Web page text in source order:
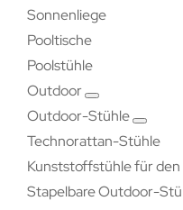
Sonnenliege
Pooltische
Poolstühle
Outdoor
Outdoor-Stühle
Technorattan-Stühle
Kunststoffstühle für
Stapelbare Outdoor-